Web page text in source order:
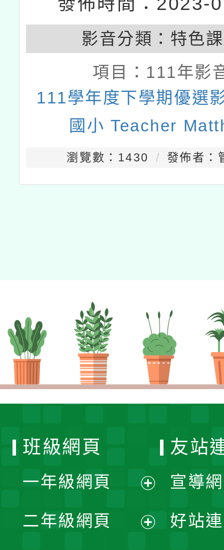
影音分類： 特色
項目： 111年影
111學年度下學期優選
國小 Teacher
瀏覽數：1430 發佈者：
班級網頁
一年級網頁
開
二年級網頁
友站
宣導
好站